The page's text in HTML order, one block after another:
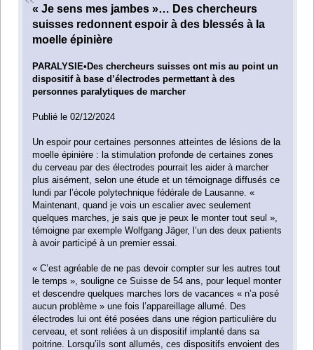
« Je sens mes jambes »… Des chercheurs
suisses redonnent espoir à des blessés à la
moelle épinière
PARALYSIE•Des chercheurs suisses ont mis au point un
dispositif à base d’électrodes permettant à des
personnes paralytiques de marcher
Publié le 02/12/2024
Un espoir pour certaines personnes atteintes de lésions de la
moelle épinière : la stimulation profonde de certaines zones
du cerveau par des électrodes pourrait les aider à marcher
plus aisément, selon une étude et un témoignage diffusés ce
lundi par l’école polytechnique fédérale de Lausanne. «
Maintenant, quand je vois un escalier avec seulement
quelques marches, je sais que je peux le monter tout seul »,
témoigne par exemple Wolfgang Jäger, l’un des deux patients
à avoir participé à un premier essai.
« C’est agréable de ne pas devoir compter sur les autres tout
le temps », souligne ce Suisse de 54 ans, pour lequel monter
et descendre quelques marches lors de vacances « n’a posé
aucun problème » une fois l’appareillage allumé. Des
électrodes lui ont été posées dans une région particulière du
cerveau, et sont reliées à un dispositif implanté dans sa
poitrine. Lorsqu’ils sont allumés, ces dispositifs envoient des